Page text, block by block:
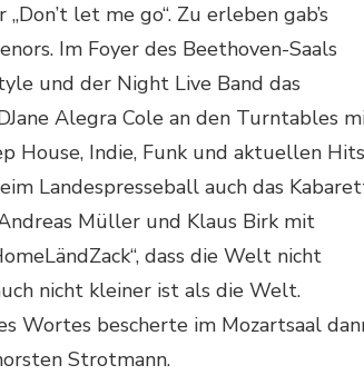
let me go“. Zu erleben gab’s
Im Foyer des Beethoven-Saals
und der Night Live Band das
Alegra Cole an den Turntables
House, Indie, Funk und aktuellen Hits
Landespresseball auch das
Müller und Klaus Birk mit
dass die Welt nicht
nicht kleiner ist als die Welt.
Wortes bescherte im Mozartsaal
Strotmann.